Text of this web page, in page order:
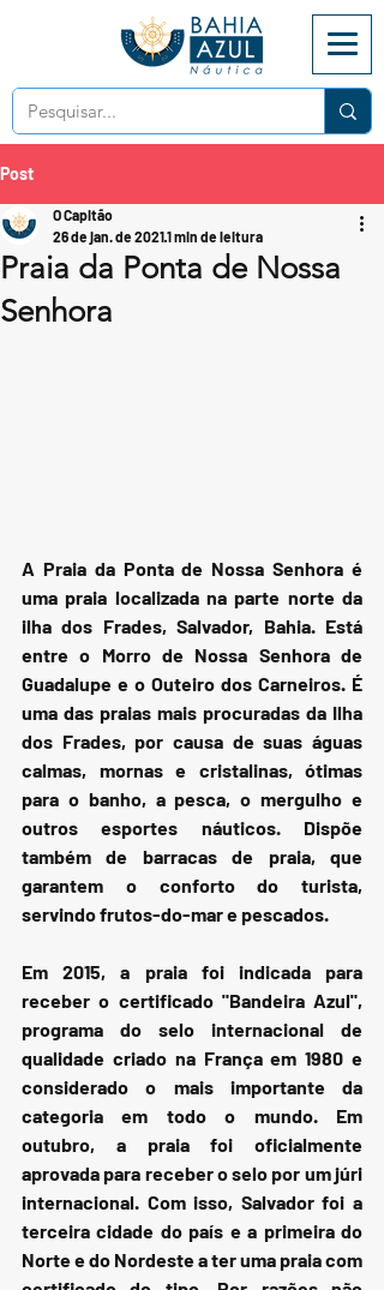
Post
Praia da Ponta de Nossa
Senhora
O Capitão
26 de jan. de 20211 min de leitura
A Praia da Ponta de Nossa Senhora é
uma praia localizada na parte norte da
ilha dos Frades, Salvador, Bahia. Está
entre o Morro de Nossa Senhora de
Guadalupe e o Outeiro dos Carneiros. É
uma das praias mais procuradas da Ilha
dos Frades, por causa de suas águas
calmas, mornas e cristalinas, ótimas
para o banho, a pesca, o mergulho e
outros esportes náuticos. Dispõe
também de barracas de praia, que
garantem o conforto do turista,
servindo frutos-do-mar e pescados.
Em 2015, a praia foi indicada para
receber o certificado "Bandeira Azul",
programa do selo internacional de
qualidade criado na França em 1980 e
considerado o mais importante da
categoria em todo o mundo. Em
outubro, a praia foi oficialmente
aprovada para receber o selo por um júri
internacional. Com isso, Salvador foi a
terceira cidade do país e a primeira do
Norte e do Nordeste a ter uma praia com